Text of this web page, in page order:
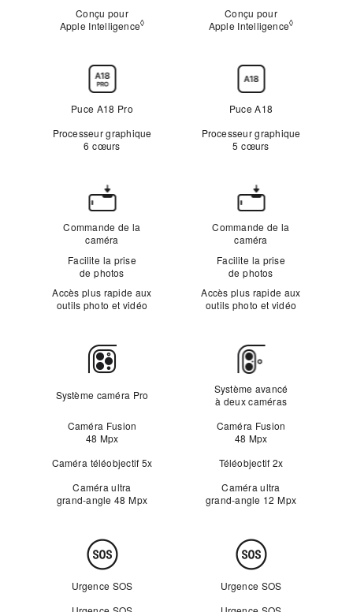
Conçu pour
Apple Intelligence◊ Mention légale
Conçu pour
Apple Intelligence◊
Puce A18 Pro
Processeur graphique
6 cœurs
Puce A18
Processeur graphique
5 cœurs
Commande
Commande de la
caméra
Facilite la prise
de photos
Accès plus rapide aux
outils photo et vidéo
Commande de la
caméra
Facilite la prise
de photos
Accès plus rapide aux
outils photo et vidéo
Caméras
Système caméra Pro
Caméra Fusion
48 Mpx
Caméra téléobjectif 5x
Caméra ultra
grand‑angle 48 Mpx
Système avancé
à deux caméras
Caméra Fusion
48 Mpx
Téléobjectif 2x
Caméra ultra
grand‑angle 12 Mpx
Sécurité
Urgence SOS
Urgence SOS